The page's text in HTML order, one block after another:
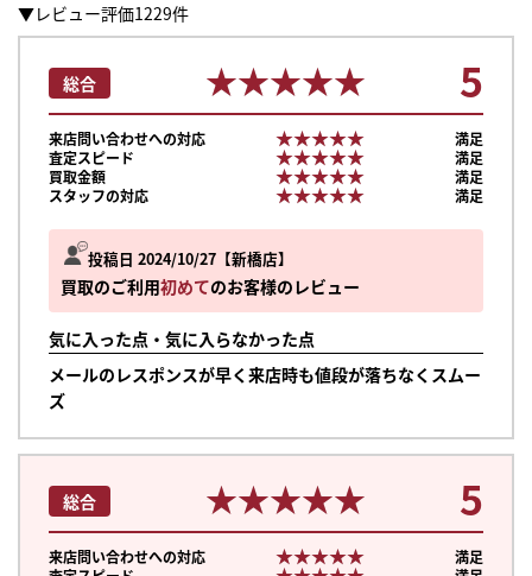
▼レビュー評価1229件
投稿日 2024/10/27 新橋店
買取のご利用初めてのお客様のレビュー
気に入った点・気に入らなかった点
メールのレスポンスが早く来店時も値段が落ちなくスムー
ズ
総合 ★★★★★
★★★★★ 5
来店問い合わせへの対応 ★★★★★
★★★★★
満足
査定スピード
★★★★★
★★★★★
満足
買取金額
★★★★★
★★★★★
満足
スタッフの対応
★★★★★
★★★★★ 満足
総合 ★★★★★
★★★★★ 5
来店問い合わせへの対応 ★★★★★
★★★★★
満足
まずは